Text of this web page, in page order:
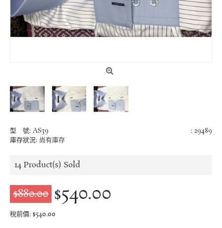
: 29489
型 號: AS39
庫存狀況: 尚有庫存
14 Product(s) Sold
$880.00 $540.00
稅前價: $540.00